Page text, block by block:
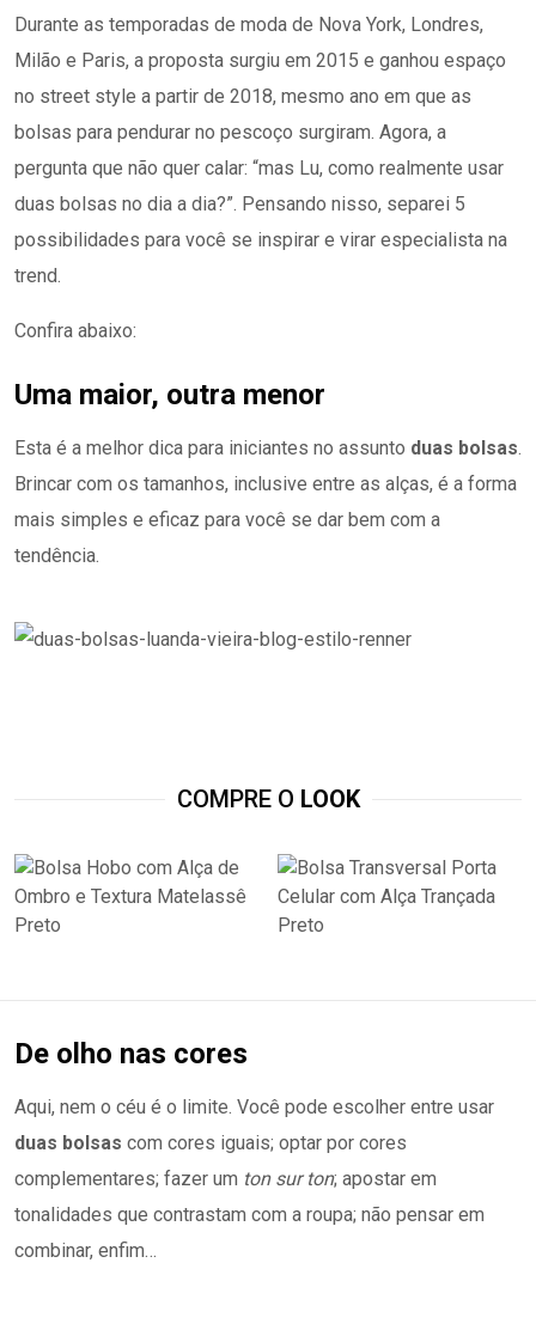
Durante as temporadas de moda de Nova York, Londres,
Milão e Paris, a proposta surgiu em 2015 e ganhou espaço
no street style a partir de 2018, mesmo ano em que as
bolsas para pendurar no pescoço surgiram. Agora, a
pergunta que não quer calar: “mas Lu, como realmente usar
duas bolsas no dia a dia?”. Pensando nisso, separei 5
possibilidades para você se inspirar e virar especialista na
trend.
Confira abaixo:
Uma maior, outra menor
Esta é a melhor dica para iniciantes no assunto duas bolsas.
Brincar com os tamanhos, inclusive entre as alças, é a forma
mais simples e eficaz para você se dar bem com a
tendência.
COMPRE O LOOK
De olho nas cores
Aqui, nem o céu é o limite. Você pode escolher entre usar
duas bolsas com cores iguais; optar por cores
complementares; fazer um ton sur ton; apostar em
tonalidades que contrastam com a roupa; não pensar em
combinar, enfim…